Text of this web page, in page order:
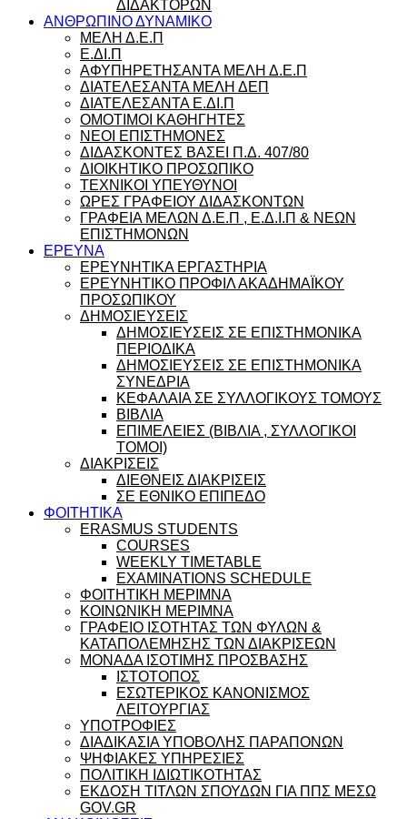
ΔΙΔΑΚΤΟΡΩΝ
ΑΝΘΡΩΠΙΝΟ ΔΥΝΑΜΙΚΟ
ΜΕΛΗ Δ.Ε.Π
Ε.ΔΙ.Π
ΑΦΥΠΗΡΕΤΗΣΑΝΤΑ ΜΕΛΗ Δ.Ε.Π
ΔΙΑΤΕΛΕΣΑΝΤΑ ΜΕΛΗ ΔΕΠ
ΔΙΑΤΕΛΕΣΑΝΤΑ Ε.ΔΙ.Π
ΟΜΟΤΙΜΟΙ ΚΑΘΗΓΗΤΕΣ
ΝΕΟΙ ΕΠΙΣΤΗΜΟΝΕΣ
ΔΙΔΑΣΚΟΝΤΕΣ ΒΑΣΕΙ Π.Δ. 407/80
ΔΙΟΙΚΗΤΙΚΟ ΠΡΟΣΩΠΙΚΟ
ΤΕΧΝΙΚΟΙ ΥΠΕΥΘΥΝΟΙ
ΩΡΕΣ ΓΡΑΦΕΙΟΥ ΔΙΔΑΣΚΟΝΤΩΝ
ΓΡΑΦΕΙΑ ΜΕΛΩΝ Δ.Ε.Π , Ε.Δ.Ι.Π & ΝΕΩΝ
ΕΠΙΣΤΗΜΟΝΩΝ
ΕΡΕΥΝΑ
ΕΡΕΥΝΗΤΙΚΑ ΕΡΓΑΣΤΗΡΙΑ
ΕΡΕΥΝΗΤΙΚΟ ΠΡΟΦΙΛ ΑΚΑΔΗΜΑΪΚΟΥ
ΠΡΟΣΩΠΙΚΟΥ
ΔΗΜΟΣΙΕΥΣΕΙΣ
ΔΗΜΟΣΙΕΥΣΕΙΣ ΣΕ ΕΠΙΣΤΗΜΟΝΙΚΑ
ΠΕΡΙΟΔΙΚΑ
ΔΗΜΟΣΙΕΥΣΕΙΣ ΣΕ ΕΠΙΣΤΗΜΟΝΙΚΑ
ΣΥΝΕΔΡΙΑ
ΚΕΦΑΛΑΙΑ ΣΕ ΣΥΛΛΟΓΙΚΟΥΣ ΤΟΜΟΥΣ
ΒΙΒΛΙΑ
ΕΠΙΜΕΛΕΙΕΣ (ΒΙΒΛΙΑ , ΣΥΛΛΟΓΙΚΟΙ
ΤΟΜΟΙ)
ΔΙΑΚΡΙΣΕΙΣ
ΔΙΕΘΝΕΙΣ ΔΙΑΚΡΙΣΕΙΣ
ΣΕ ΕΘΝΙΚΟ ΕΠΙΠΕΔΟ
ΦΟΙΤΗΤΙΚΑ
ERASMUS STUDENTS
COURSES
WEEKLY TIMETABLE
EXAMINATIONS SCHEDULE
ΦΟΙΤΗΤΙΚΗ ΜΕΡΙΜΝΑ
ΚΟΙΝΩΝΙΚΗ ΜΕΡΙΜΝΑ
ΓΡΑΦΕΙΟ ΙΣΟΤΗΤΑΣ ΤΩΝ ΦΥΛΩΝ &
ΚΑΤΑΠΟΛΕΜΗΣΗΣ ΤΩΝ ΔΙΑΚΡΙΣΕΩΝ
ΜΟΝΑΔΑ ΙΣΟΤΙΜΗΣ ΠΡΟΣΒΑΣΗΣ
ΙΣΤΟΤΟΠΟΣ
ΕΣΩΤΕΡΙΚΟΣ ΚΑΝΟΝΙΣΜΟΣ
ΛΕΙΤΟΥΡΓΙΑΣ
ΥΠΟΤΡΟΦΙΕΣ
ΔΙΑΔΙΚΑΣΙΑ ΥΠΟΒΟΛΗΣ ΠΑΡΑΠΟΝΩΝ
ΨΗΦΙΑΚΕΣ ΥΠΗΡΕΣΙΕΣ
ΠΟΛΙΤΙΚΗ ΙΔΙΩΤΙΚΟΤΗΤΑΣ
ΕΚΔΟΣΗ ΤΙΤΛΩΝ ΣΠΟΥΔΩΝ ΓΙΑ ΠΠΣ ΜΕΣΩ
GOV.GR